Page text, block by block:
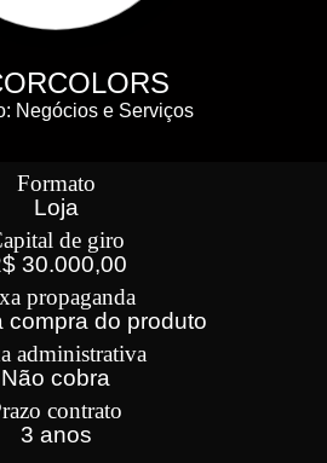
Negócios e Serviços
Formato
Loja
de giro
30.000,00
propaganda
compra do produto
administrativa
Não cobra
contrato
3 anos